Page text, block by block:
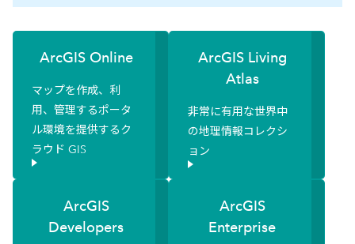
ArcGIS Online
マップを作成、利
用、管理するポータ
ル環境を提供するク
ラウド GIS
ArcGIS Living
Atlas
非常に有用な世界中
の地理情報コレクシ
ョン
ArcGIS
Developers
ArcGIS
Enterprise